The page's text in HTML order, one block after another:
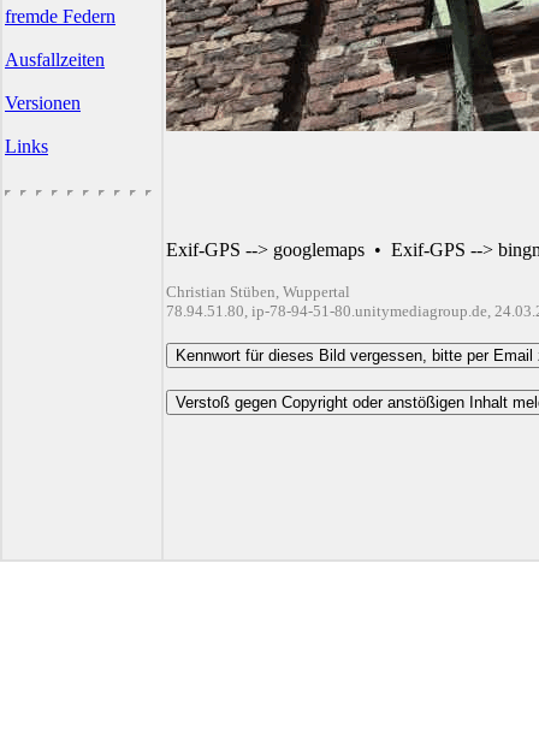
fremde Federn
Ausfallzeiten
Versionen
Links
Exif-GPS --> googlemaps • Exif-GPS -->
Christian Stüben, Wuppertal
78.94.51.80, ip-78-94-51-80.unitymediagroup.de,